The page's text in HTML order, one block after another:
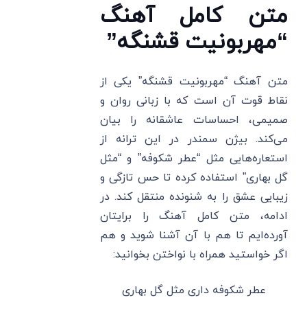
متن کامل آهنگ
“مهربونیت قشنگه”
متن آهنگ “مهربونیت قشنگه” یکی از
نقاط قوت آن است که با زبانی روان و
صمیمی، احساسات عاشقانه را بیان
می‌کند. بیژن سمندر در این ترانه از
استعاره‌هایی مثل “عطر شکوفه” و “مثل
گل بهاری” استفاده کرده تا حس تازگی و
زیبایی عشق را به شنونده منتقل کند. در
ادامه، متن کامل آهنگ را برایتان
آورده‌ایم تا هم با آن آشنا شوید و هم
اگر خواستید همراه با نواختن بخوانید:
عطر شکوفه داری مثل گل بهاری